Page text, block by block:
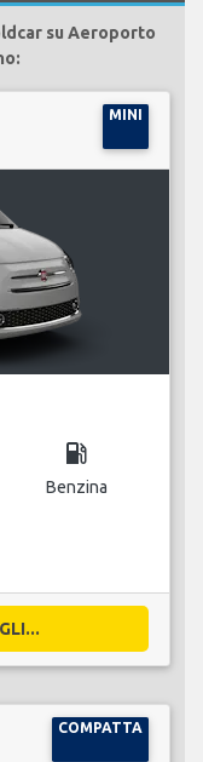
su Aeroporto
MINI
local_gas_station
Benzina
COMPATTA